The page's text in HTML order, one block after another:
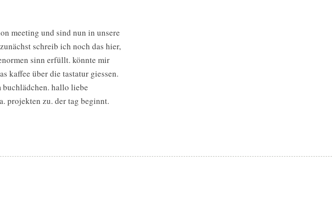
meeting und sind nun in unsere
schreib ich noch das hier,
sinn erfüllt. könnte mir
kaffee über die tastatur giessen.
hallo liebe
projekten zu. der tag beginnt.